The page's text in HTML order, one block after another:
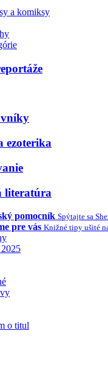
a komiksy
ezoterika
literatúra
pomocník Spýtajte sa
pre vás Knižné tipy ušité
o titul